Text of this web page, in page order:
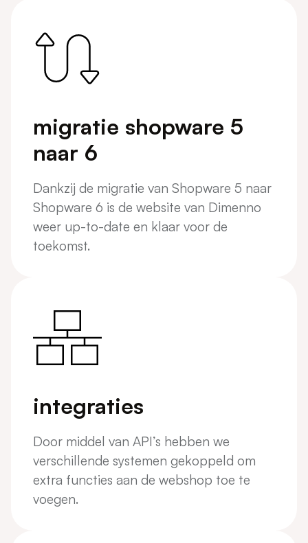
migratie shopware 5
naar 6
Dankzij de migratie van Shopware 5 naar
Shopware 6 is de website van Dimenno
weer up-to-date en klaar voor de
toekomst.
integraties
Door middel van API’s hebben we
verschillende systemen gekoppeld om
extra functies aan de webshop toe te
voegen.